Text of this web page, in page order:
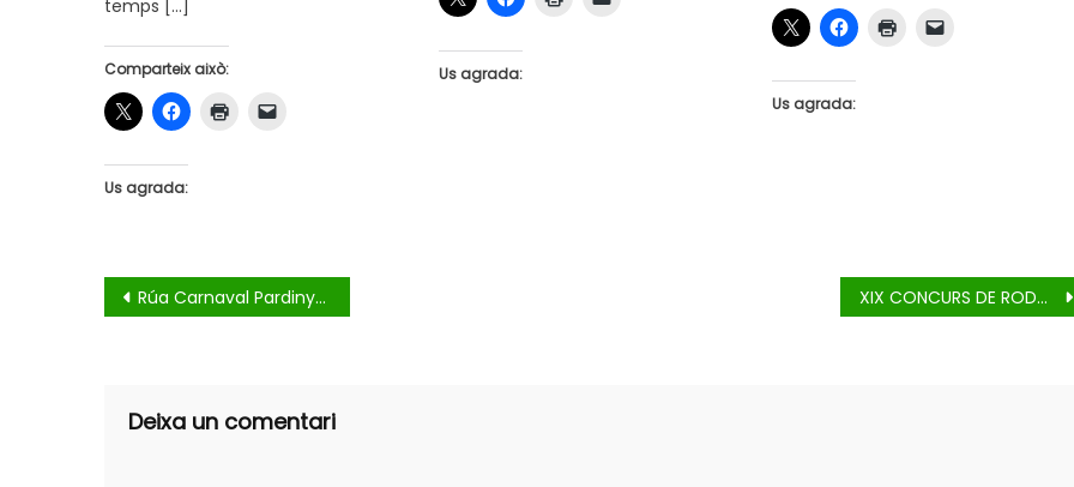
temps […]
Comparteix això:
Us agrada:
Us agrada:
Us agrada:
Navegació
Rúa Carnaval Pardinyes XIX CONCURS DE RODOLINS I VERSOS SATÍRICS «Memorial Jordi Plens»
Deixa un comentari